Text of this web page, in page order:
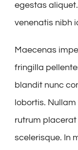
egestas
venenatis nibh
Maecenas
fringilla
blandit nunc
lobortis.
rutrum
scelerisque. In